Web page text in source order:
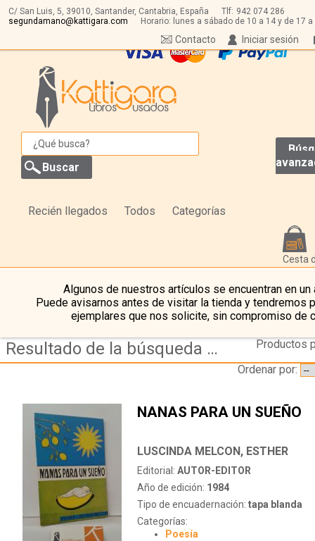
C/ San Luis, 5, 39010, Santander, Cantabria, España Tlf: 942 074 286
segundamano@kattigara.com
Horario: lunes a sábado de 10 a 14 y de 17 a
Iniciar sesión
Contacto
Recién llegados Todos Categorías
Cesta
Algunos de nuestros artículos se encuentran en un
Puede avisarnos antes de visitar la tienda y tendremos
ejemplares que nos solicite, sin compromiso de
Resultado de la búsqueda de autor luscinda-melcon,-esther
Productos
Ordenar por:
NANAS PARA UN SUEÑO
LUSCINDA MELCON, ESTHER
Editorial: AUTOR-EDITOR
Año de edición: 1984
Tipo de encuadernación: tapa blanda
Categorías:
Poesía